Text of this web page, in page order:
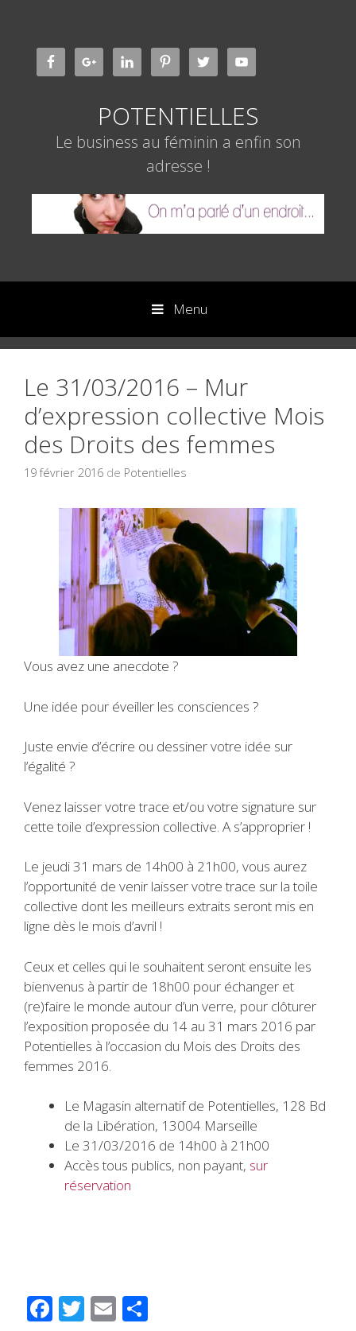
contenu
POTENTIELLES
Le business au féminin a enfin son
adresse !
Menu
Le 31/03/2016 – Mur
d’expression collective Mois
des Droits des femmes
19 février 2016 de Potentielles
Vous avez une anecdote ?
Une idée pour éveiller les consciences ?
Juste envie d’écrire ou dessiner votre idée sur
l’égalité ?
Venez laisser votre trace et/ou votre signature sur
cette toile d’expression collective. A s’approprier !
Le jeudi 31 mars de 14h00 à 21h00, vous aurez
l’opportunité de venir laisser votre trace sur la toile
collective dont les meilleurs extraits seront mis en
ligne dès le mois d’avril !
Ceux et celles qui le souhaitent seront ensuite les
bienvenus à partir de 18h00 pour échanger et
(re)faire le monde autour d’un verre, pour clôturer
l’exposition proposée du 14 au 31 mars 2016 par
Potentielles à l’occasion du Mois des Droits des
femmes 2016.
Le Magasin alternatif de Potentielles, 128 Bd
de la Libération, 13004 Marseille
Le 31/03/2016 de 14h00 à 21h00
Accès tous publics, non payant, sur
réservation
F T E